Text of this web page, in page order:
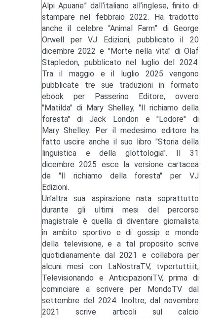
Alpi Apuane” dall’italiano all’inglese, finito di
stampare nel febbraio 2022. Ha tradotto
anche il celebre “Animal Farm” di George
Orwell per VJ Edizioni, pubblicato il 20
dicembre 2022 e "Morte nella vita" di Olaf
Stapledon, pubblicato nel luglio del 2024.
Tra il maggio e il luglio 2025 vengono
pubblicate tre sue traduzioni in formato
ebook per Passerino Editore, ovvero
"Matilda" di Mary Shelley, "Il richiamo della
foresta" di Jack London e "Lodore" di
Mary Shelley. Per il medesimo editore ha
fatto uscire anche il suo libro "Storia della
linguistica e della glottologia". Il 31
dicembre 2025 esce la versione cartacea
de "Il richiamo della foresta" per VJ
Edizioni.
Un’altra sua aspirazione nata soprattutto
durante gli ultimi mesi del percorso
magistrale è quella di diventare giornalista
in ambito sportivo e di gossip e mondo
della televisione, e a tal proposito scrive
quotidianamente dal 2021 e collabora per
alcuni mesi con LaNostraTV, tvpertutti.it,
Televisionando e AnticipazioniTV, prima di
cominciare a scrivere per MondoTV dal
settembre del 2024. Inoltre, dal novembre
2021 scrive articoli sul calcio